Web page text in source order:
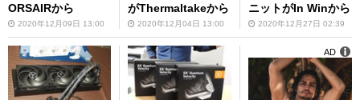
ORSAIRから
2020年12月09日 13:00
がThermaltakeから
2020年12月04日 13:00
ニットがIn Winから
2020年12月27日 02:39
AD